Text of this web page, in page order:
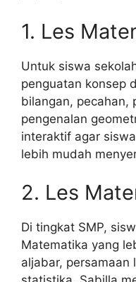
1. Les
Untuk siswa
penguatan konsep
bilangan, pecahan,
pengenalan
interaktif agar
lebih mudah
2. Les
Di tingkat SMP,
Matematika yang
aljabar, persamaan